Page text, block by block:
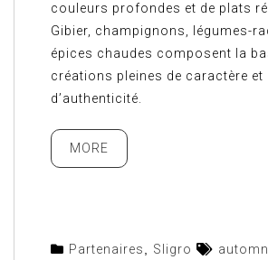
couleurs profondes et de plats
Gibier, champignons, légumes-
épices chaudes composent la
créations pleines de caractère et
d’authenticité.
MORE
Partenaires, Sligro